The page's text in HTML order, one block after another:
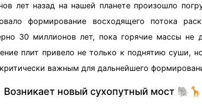
лет назад на нашей планете произошло
формирование восходящего потока
30 миллионов лет, пока горячие массы не
плит привело не только к поднятию суши,
важным для дальнейшего
Возникает новый сухопутный мост 🐘🦒